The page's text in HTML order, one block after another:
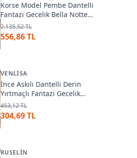
Korse Model Pembe Dantelli
Fantazi Gecelik Bella Notte
15779
2.135,52 TL
556,86 TL
VENLISA
İnce Askılı Dantelli Derin
Yırtmaçlı Fantazi Gecelik
Venlisa 2107
453,12 TL
304,69 TL
RUSELIN